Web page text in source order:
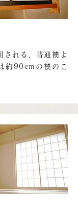
される、普通襖よ
約90cmの襖のこ